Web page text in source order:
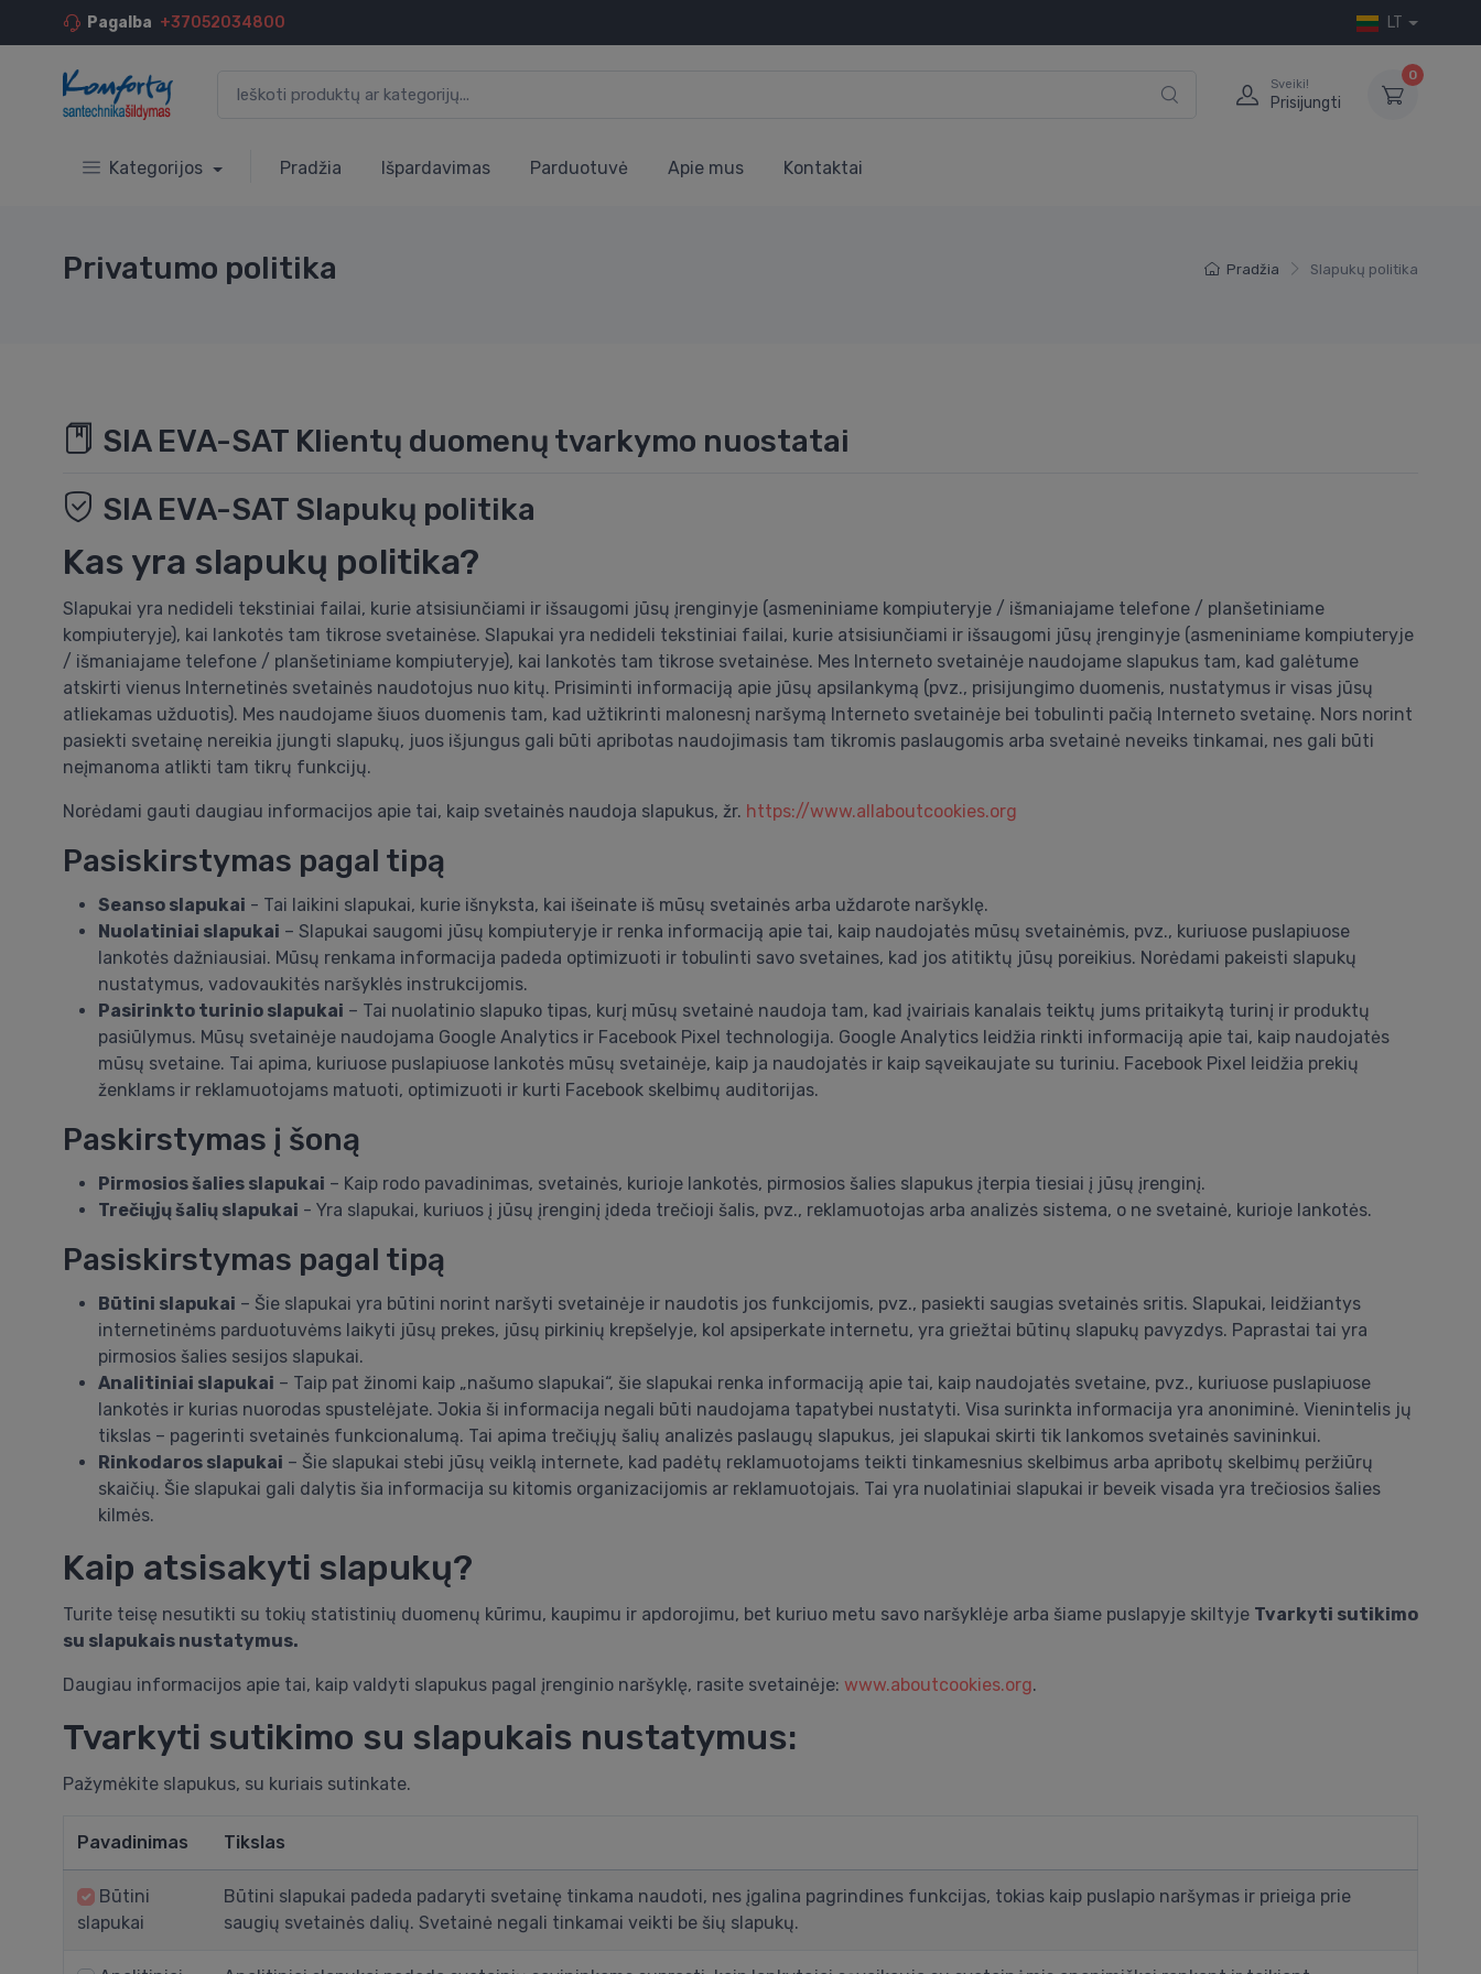
Pagalba +37052034800 LT
Sveiki!
Prisijungti
0
Kategorijos Pradžia Išpardavimas Parduotuvė Apie mus Kontaktai
Pradžia Slapukų politika
Privatumo politika
SIA EVA-SAT Klientų duomenų tvarkymo nuostatai
SIA EVA-SAT Slapukų politika
Kas yra slapukų politika?
Slapukai yra nedideli tekstiniai failai, kurie atsisiunčiami ir išsaugomi jūsų įrenginyje (asmeniniame kompiuteryje / išmaniajame telefone / planšetiniame
kompiuteryje), kai lankotės tam tikrose svetainėse. Slapukai yra nedideli tekstiniai failai, kurie atsisiunčiami ir išsaugomi jūsų įrenginyje (asmeniniame kompiuteryje
/ išmaniajame telefone / planšetiniame kompiuteryje), kai lankotės tam tikrose svetainėse. Mes Interneto svetainėje naudojame slapukus tam, kad galėtume
atskirti vienus Internetinės svetainės naudotojus nuo kitų. Prisiminti informaciją apie jūsų apsilankymą (pvz., prisijungimo duomenis, nustatymus ir visas jūsų
atliekamas užduotis). Mes naudojame šiuos duomenis tam, kad užtikrinti malonesnį naršymą Interneto svetainėje bei tobulinti pačią Interneto svetainę. Nors norint
pasiekti svetainę nereikia įjungti slapukų, juos išjungus gali būti apribotas naudojimasis tam tikromis paslaugomis arba svetainė neveiks tinkamai, nes gali būti
neįmanoma atlikti tam tikrų funkcijų.
Norėdami gauti daugiau informacijos apie tai, kaip svetainės naudoja slapukus, žr. https://www.allaboutcookies.org
Pasiskirstymas pagal tipą
Seanso slapukai - Tai laikini slapukai, kurie išnyksta, kai išeinate iš mūsų svetainės arba uždarote naršyklę.
Nuolatiniai slapukai – Slapukai saugomi jūsų kompiuteryje ir renka informaciją apie tai, kaip naudojatės mūsų svetainėmis, pvz., kuriuose puslapiuose
lankotės dažniausiai. Mūsų renkama informacija padeda optimizuoti ir tobulinti savo svetaines, kad jos atitiktų jūsų poreikius. Norėdami pakeisti slapukų
nustatymus, vadovaukitės naršyklės instrukcijomis.
Pasirinkto turinio slapukai – Tai nuolatinio slapuko tipas, kurį mūsų svetainė naudoja tam, kad įvairiais kanalais teiktų jums pritaikytą turinį ir produktų
pasiūlymus. Mūsų svetainėje naudojama Google Analytics ir Facebook Pixel technologija. Google Analytics leidžia rinkti informaciją apie tai, kaip naudojatės
mūsų svetaine. Tai apima, kuriuose puslapiuose lankotės mūsų svetainėje, kaip ja naudojatės ir kaip sąveikaujate su turiniu. Facebook Pixel leidžia prekių
ženklams ir reklamuotojams matuoti, optimizuoti ir kurti Facebook skelbimų auditorijas.
Paskirstymas į šoną
Pirmosios šalies slapukai – Kaip rodo pavadinimas, svetainės, kurioje lankotės, pirmosios šalies slapukus įterpia tiesiai į jūsų įrenginį.
Trečiųjų šalių slapukai - Yra slapukai, kuriuos į jūsų įrenginį įdeda trečioji šalis, pvz., reklamuotojas arba analizės sistema, o ne svetainė, kurioje lankotės.
Pasiskirstymas pagal tipą
Būtini slapukai – Šie slapukai yra būtini norint naršyti svetainėje ir naudotis jos funkcijomis, pvz., pasiekti saugias svetainės sritis. Slapukai, leidžiantys
internetinėms parduotuvėms laikyti jūsų prekes, jūsų pirkinių krepšelyje, kol apsiperkate internetu, yra griežtai būtinų slapukų pavyzdys. Paprastai tai yra
pirmosios šalies sesijos slapukai.
Analitiniai slapukai – Taip pat žinomi kaip „našumo slapukai“, šie slapukai renka informaciją apie tai, kaip naudojatės svetaine, pvz., kuriuose puslapiuose
lankotės ir kurias nuorodas spustelėjate. Jokia ši informacija negali būti naudojama tapatybei nustatyti. Visa surinkta informacija yra anoniminė. Vienintelis jų
tikslas – pagerinti svetainės funkcionalumą. Tai apima trečiųjų šalių analizės paslaugų slapukus, jei slapukai skirti tik lankomos svetainės savininkui.
Rinkodaros slapukai – Šie slapukai stebi jūsų veiklą internete, kad padėtų reklamuotojams teikti tinkamesnius skelbimus arba apribotų skelbimų peržiūrų
skaičių. Šie slapukai gali dalytis šia informacija su kitomis organizacijomis ar reklamuotojais. Tai yra nuolatiniai slapukai ir beveik visada yra trečiosios šalies
kilmės.
Kaip atsisakyti slapukų?
Turite teisę nesutikti su tokių statistinių duomenų kūrimu, kaupimu ir apdorojimu, bet kuriuo metu savo naršyklėje arba šiame puslapyje skiltyje Tvarkyti sutikimo
su slapukais nustatymus.
Daugiau informacijos apie tai, kaip valdyti slapukus pagal įrenginio naršyklę, rasite svetainėje: www.aboutcookies.org.
Tvarkyti sutikimo su slapukais nustatymus:
Pažymėkite slapukus, su kuriais sutinkate.
Pavadinimas Tikslas
Būtini
slapukai
Būtini slapukai padeda padaryti svetainę tinkama naudoti, nes įgalina pagrindines funkcijas, tokias kaip puslapio naršymas ir prieiga prie
saugių svetainės dalių. Svetainė negali tinkamai veikti be šių slapukų.